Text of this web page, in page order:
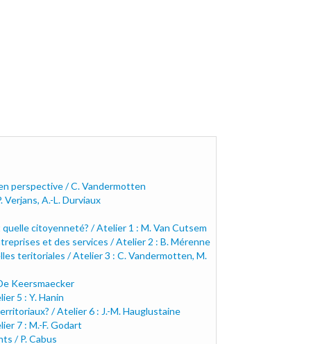
perspective / C. Vandermotten
A.-L. Durviaux
citoyenneté? / Atelier 1 : M. Van Cutsem
et des services / Atelier 2 : B. Mérenne
teritoriales / Atelier 3 : C. Vandermotten, M.
Keersmaecker
5 : Y. Hanin
/ Atelier 6 : J.-M. Hauglustaine
7 : M.-F. Godart
/ P. Cabus